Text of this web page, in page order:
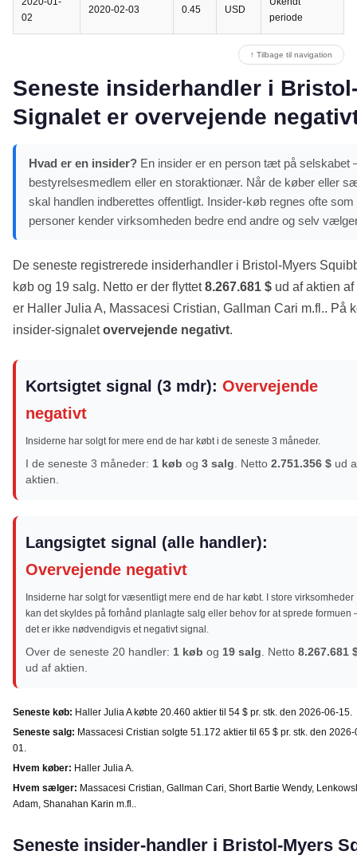
02
2020-02-03 0.45 USD
periode
↑ Tilbage til navigation
Seneste insiderhandler i
Signalet er overvejende
Hvad er en insider? En insider er en person tæt på selskabet
bestyrelsesmedlem eller en storaktionær. Når de køber eller
skal handlen indberettes offentligt. Insider-køb regnes ofte
personer kender virksomheden bedre end andre og selv
De seneste registrerede insiderhandler i Bristol-Myers
køb og 19 salg. Netto er der flyttet8.267.681 $ ud af aktien
er Haller Julia A, Massacesi Cristian, Gallman Cari m.fl.. På
insider-signaletovervejende negativt.
Kortsigtet signal (3 mdr): Overvejende
negativt
Insiderne har solgt for mere end de har købt i de seneste 3 måneder.
I de seneste 3 måneder: 1 køb og 3 salg. Netto 2.751.356 $ ud
aktien.
Langsigtet signal (alle handler):
Overvejende negativt
Insiderne har solgt for væsentligt mere end de har købt. I store virksomheder
kan det skyldes på forhånd planlagte salg eller behov for at sprede formuen
det er ikke nødvendigvis et negativt signal.
Over de seneste 20 handler: 1 køb og 19 salg. Netto 8.267.681
ud af aktien.
Seneste køb: Haller Julia A købte 20.460 aktier til 54 $ pr. stk. den 2026-06-15.
Seneste salg: Massacesi Cristian solgte 51.172 aktier til 65 $ pr. stk. den 2026-
01.
Hvem køber: Haller Julia A.
Hvem sælger: Massacesi Cristian, Gallman Cari, Short Bartie Wendy,
Adam, Shanahan Karin m.fl..
Seneste insider-handler i Bristol-Myers